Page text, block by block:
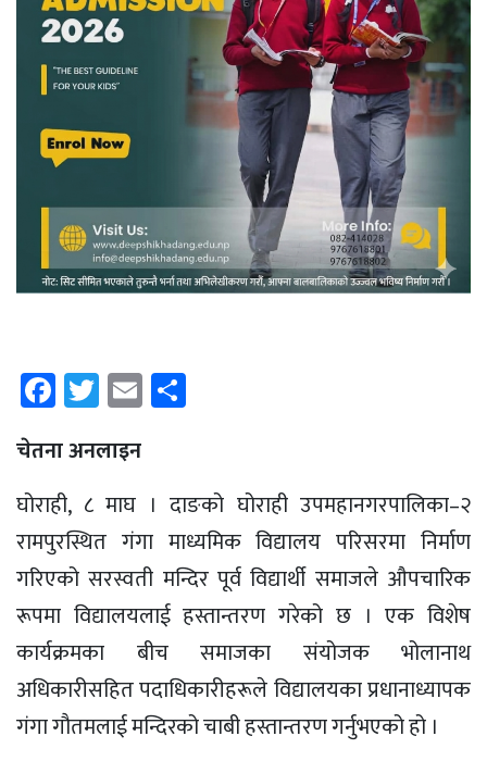
Facebook
Twitter
Email
चेतना अनलाइन
घोराही, ८ माघ । दाङको घोराही उपमहानगरपालिका–२
रामपुरस्थित गंगा माध्यमिक विद्यालय परिसरमा निर्माण
गरिएको सरस्वती मन्दिर पूर्व विद्यार्थी समाजले औपचारिक
रूपमा विद्यालयलाई हस्तान्तरण गरेको छ । एक विशेष
कार्यक्रमका बीच समाजका संयोजक भोलानाथ
अधिकारीसहित पदाधिकारीहरूले विद्यालयका प्रधानाध्यापक
गंगा गौतमलाई मन्दिरको चाबी हस्तान्तरण गर्नुभएको हो ।